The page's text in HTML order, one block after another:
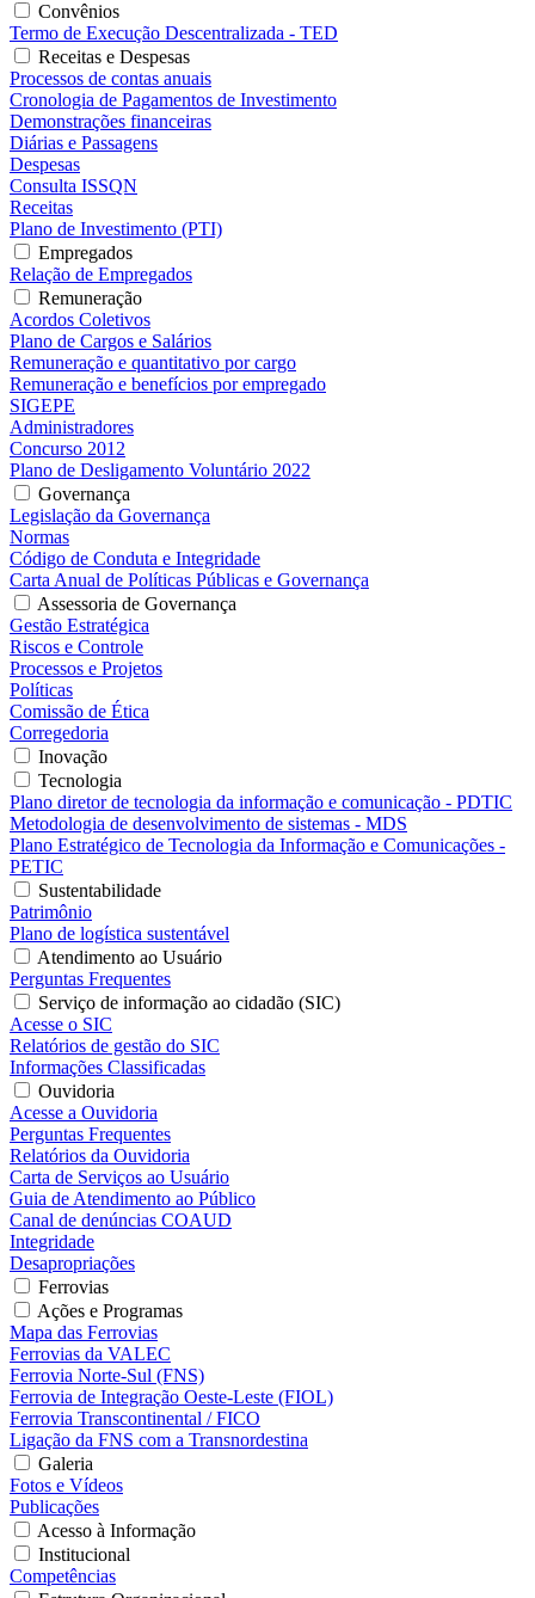
Convênios
Termo de Execução Descentralizada - TED
Receitas e Despesas
Processos de contas anuais
Cronologia de Pagamentos de Investimento
Demonstrações financeiras
Diárias e Passagens
Despesas
Consulta ISSQN
Receitas
Plano de Investimento (PTI)
Empregados
Relação de Empregados
Remuneração
Acordos Coletivos
Plano de Cargos e Salários
Remuneração e quantitativo por cargo
Remuneração e benefícios por empregado
SIGEPE
Administradores
Concurso 2012
Plano de Desligamento Voluntário 2022
Governança
Legislação da Governança
Normas
Código de Conduta e Integridade
Carta Anual de Políticas Públicas e Governança
Assessoria de Governança
Gestão Estratégica
Riscos e Controle
Processos e Projetos
Políticas
Comissão de Ética
Corregedoria
Inovação
Tecnologia
Plano diretor de tecnologia da informação e comunicação - PDTIC
Metodologia de desenvolvimento de sistemas - MDS
Plano Estratégico de Tecnologia da Informação e Comunicações -
PETIC
Sustentabilidade
Patrimônio
Plano de logística sustentável
Atendimento ao Usuário
Perguntas Frequentes
Serviço de informação ao cidadão (SIC)
Acesse o SIC
Relatórios de gestão do SIC
Informações Classificadas
Ouvidoria
Acesse a Ouvidoria
Perguntas Frequentes
Relatórios da Ouvidoria
Carta de Serviços ao Usuário
Guia de Atendimento ao Público
Canal de denúncias COAUD
Integridade
Desapropriações
Ferrovias
Ações e Programas
Mapa das Ferrovias
Ferrovias da VALEC
Ferrovia Norte-Sul (FNS)
Ferrovia de Integração Oeste-Leste (FIOL)
Ferrovia Transcontinental / FICO
Ligação da FNS com a Transnordestina
Galeria
Fotos e Vídeos
Publicações
Acesso à Informação
Institucional
Competências